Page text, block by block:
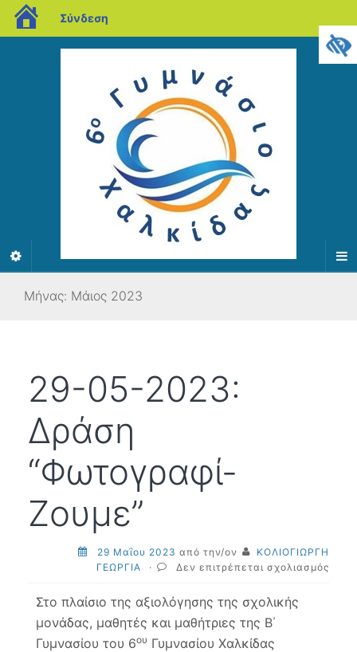
blogs.sch.gr
Σύνδεση
Μήνας: Μάιος 2023
29-05-2023:
Δράση
“Φωτογραφί-
Ζουμε”
29 Μαΐου 2023 από την/ον
ΚΟΛΙΟΓΙΩΡΓΗ
ΓΕΩΡΓΙΑ
· Δεν επιτρέπεται σχολιασμός
Στο πλαίσιο της αξιολόγησης της σχολικής
μονάδας, μαθητές και μαθήτριες της Β΄
Γυμνασίου του 6ου Γυμνασίου Χαλκίδας